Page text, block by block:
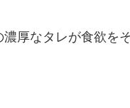
厚なタレが食欲を